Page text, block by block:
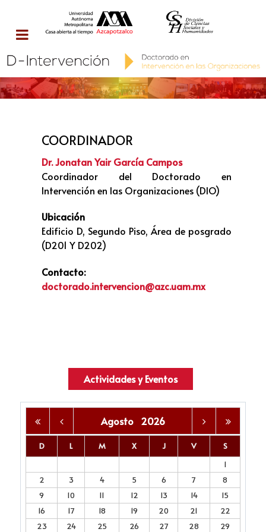
COORDINADOR
Dr. Jonatan Yair García Campos
Coordinador del Doctorado en
Intervención en las Organizaciones (DIO)
Ubicación
Edificio D, Segundo Piso, Área de posgrado
(D201 Y D202)
Contacto:
doctorado.intervencion@azc.uam.mx
Actividades y Eventos
Agosto 2026
D L M X J V
S
1
2
3 4 5 6 7
8
9
10 11 12 13 14
15
16
17 18 19 20 21
22
23
24 25 26 27 28
29